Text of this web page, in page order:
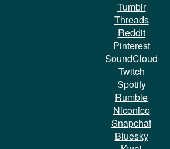
Tumblr
Threads
Reddit
Pinterest
SoundCloud
Twitch
Spotify
Rumble
Niconico
Snapchat
Bluesky